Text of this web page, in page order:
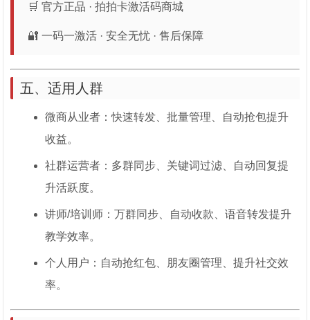
🛒 官方正品 · 拍拍卡激活码商城
🔐 一码一激活 · 安全无忧 · 售后保障
五、适用人群
微商从业者：快速转发、批量管理、自动抢包提升
收益。
社群运营者：多群同步、关键词过滤、自动回复提
升活跃度。
讲师/培训师：万群同步、自动收款、语音转发提升
教学效率。
个人用户：自动抢红包、朋友圈管理、提升社交效
率。